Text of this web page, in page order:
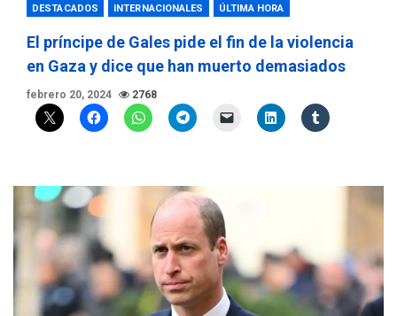
DESTACADOS INTERNACIONALES ÚLTIMA HORA
El príncipe de Gales pide el fin de la violencia
en Gaza y dice que han muerto demasiados
febrero 20, 2024 2768